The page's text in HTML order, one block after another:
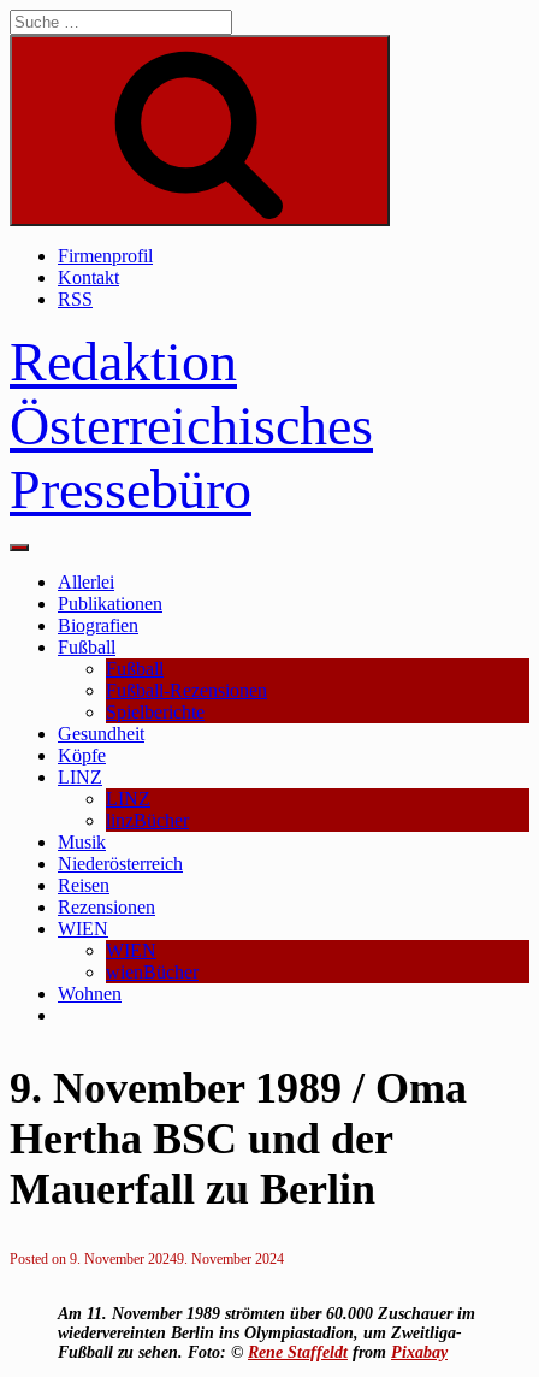
Skip
to
Suche
Firmenprofil
Kontakt
RSS
Redaktion
Österreichisches
Pressebüro
Main
Allerlei
Publikationen
Biografien
Fußball
Fußball
Fußball-Rezensionen
Spielberichte
Gesundheit
Köpfe
LINZ
LINZ
linzBücher
Musik
Niederösterreich
Reisen
Rezensionen
WIEN
WIEN
wienBücher
Wohnen
9. November 1989 / Oma
Hertha BSC und der
Mauerfall zu Berlin
Posted on 9. November 20249. November 2024
Am 11. November 1989 strömten über 60.000 Zuschauer im
wiedervereinten Berlin ins Olympiastadion, um Zweitliga-
Fußball zu sehen. Foto: © Rene Staffeldtfrom Pixabay